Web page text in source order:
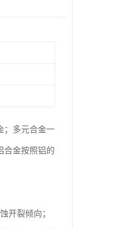
；多元合金一
合金按照铝的
开裂倾向；